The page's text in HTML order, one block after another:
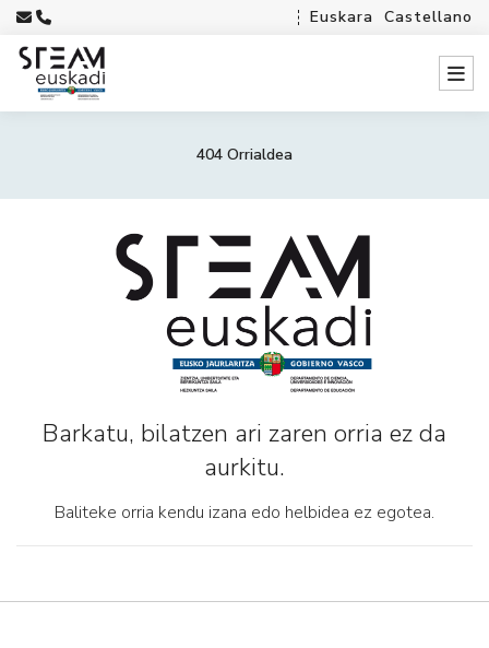
Euskara Castellano
404 Orrialdea
Barkatu, bilatzen ari zaren orria ez da
aurkitu.
Baliteke orria kendu izana edo helbidea ez egotea.